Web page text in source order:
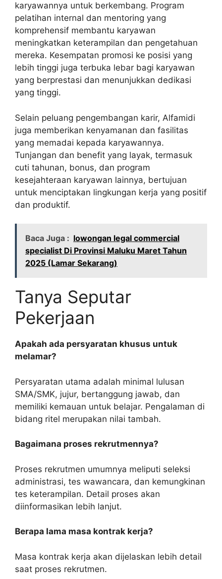
karyawannya untuk berkembang. Program
pelatihan internal dan mentoring yang
komprehensif membantu karyawan
meningkatkan keterampilan dan pengetahuan
mereka. Kesempatan promosi ke posisi yang
lebih tinggi juga terbuka lebar bagi karyawan
yang berprestasi dan menunjukkan dedikasi
yang tinggi.
Selain peluang pengembangan karir, Alfamidi
juga memberikan kenyamanan dan fasilitas
yang memadai kepada karyawannya.
Tunjangan dan benefit yang layak, termasuk
cuti tahunan, bonus, dan program
kesejahteraan karyawan lainnya, bertujuan
untuk menciptakan lingkungan kerja yang positif
dan produktif.
Baca Juga : lowongan legal commercial
specialist Di Provinsi Maluku Maret Tahun
2025 (Lamar Sekarang)
Tanya Seputar
Pekerjaan
Apakah ada persyaratan khusus untuk
melamar?
Persyaratan utama adalah minimal lulusan
SMA/SMK, jujur, bertanggung jawab, dan
memiliki kemauan untuk belajar. Pengalaman di
bidang ritel merupakan nilai tambah.
Bagaimana proses rekrutmennya?
Proses rekrutmen umumnya meliputi seleksi
administrasi, tes wawancara, dan kemungkinan
tes keterampilan. Detail proses akan
diinformasikan lebih lanjut.
Berapa lama masa kontrak kerja?
Masa kontrak kerja akan dijelaskan lebih detail
saat proses rekrutmen.